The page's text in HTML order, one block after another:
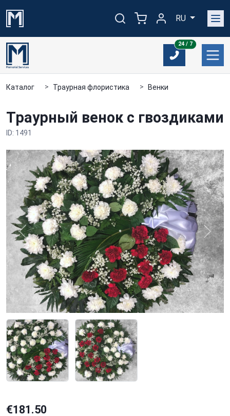
RU
24 / 724/7
Каталог Траурная флористика Венки
Previous Next
Траурный венок с гвоздиками
ID: 1491
€181.50